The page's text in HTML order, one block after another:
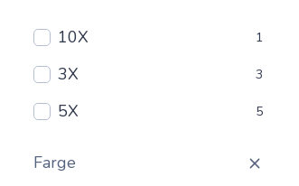
10X 1
3X 3
5X 5
Farge